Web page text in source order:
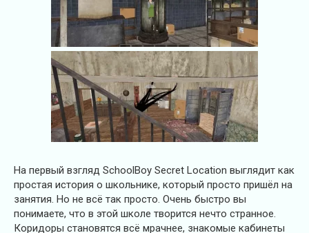
На первый взгляд SchoolBoy Secret Location выглядит как
простая история о школьнике, который просто пришёл на
занятия. Но не всё так просто. Очень быстро вы
понимаете, что в этой школе творится нечто странное.
Коридоры становятся всё мрачнее, знакомые кабинеты